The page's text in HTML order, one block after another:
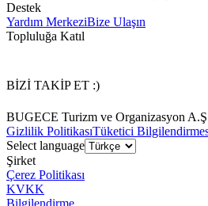
Destek
Yardım MerkeziBize Ulaşın
Topluluğa Katıl
BİZİ TAKİP ET :)
BUGECE Turizm ve Organizasyon
Gizlilik PolitikasıTüketici
Select language
Şirket
Çerez Politikası
KVKK